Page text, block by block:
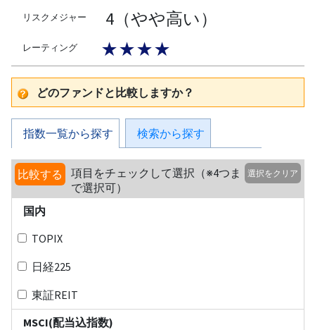
リスクメジャー 4（やや高い）
レーティング ★★★★
どのファンドと比較しますか？
指数一覧から探す 検索から探す
比較する
項目をチェックして選択（※4つま
で選択可）
選択をクリア
国内
TOPIX
日経225
東証REIT
MSCI(配当込指数)